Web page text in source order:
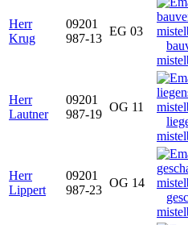
Herr
Krug
09201
987-13
EG 03
Herr
Lautner
09201
987-19
OG 11
Herr
Lippert
09201
987-23
OG 14